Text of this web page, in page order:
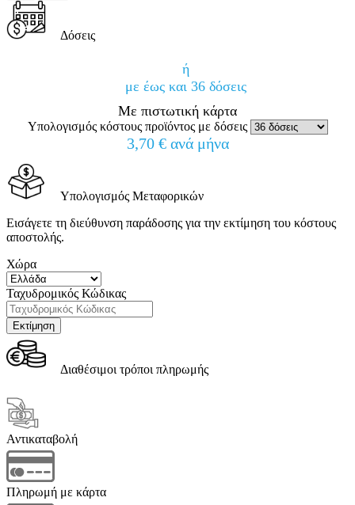
Δόσεις
ή
με έως και 36 δόσεις
Με πιστωτική κάρτα
Υπολογισμός κόστους προϊόντος με δόσεις
3,70 € ανά μήνα
Υπολογισμός Μεταφορικών
Εισάγετε τη διεύθυνση παράδοσης για την εκτίμηση του κόστους
αποστολής.
Χώρα
Ταχυδρομικός Κώδικας
Διαθέσιμοι τρόποι πληρωμής
Αντικαταβολή
Πληρωμή με κάρτα